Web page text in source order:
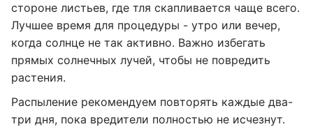
стороне листьев, где тля скапливается чаще всего.
Лучшее время для процедуры - утро или вечер,
когда солнце не так активно. Важно избегать
прямых солнечных лучей, чтобы не повредить
растения.
Распыление рекомендуем повторять каждые два-
три дня, пока вредители полностью не исчезнут.